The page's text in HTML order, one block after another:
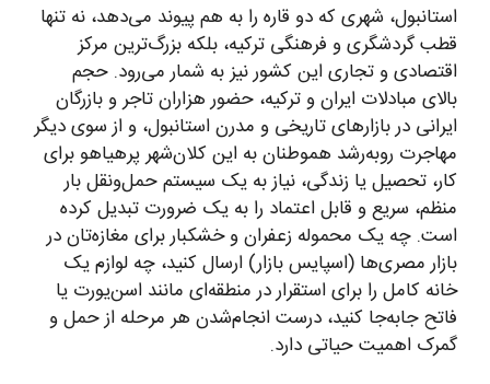
استانبول، شهری که دو قاره را به هم پیوند می‌دهد، نه تنها
قطب گردشگری و فرهنگی ترکیه، بلکه بزرگ‌ترین مرکز
اقتصادی و تجاری این کشور نیز به شمار می‌رود. حجم
بالای مبادلات ایران و ترکیه، حضور هزاران تاجر و بازرگان
ایرانی در بازارهای تاریخی و مدرن استانبول، و از سوی دیگر
مهاجرت روبه‌رشد هموطنان به این کلان‌شهر پرهیاهو برای
کار، تحصیل یا زندگی، نیاز به یک سیستم حمل‌ونقل بار
منظم، سریع و قابل اعتماد را به یک ضرورت تبدیل کرده
است. چه یک محموله زعفران و خشکبار برای مغازه‌تان در
بازار مصری‌ها (اسپایس بازار) ارسال کنید، چه لوازم یک
خانه کامل را برای استقرار در منطقه‌ای مانند اسن‌یورت یا
فاتح جابه‌جا کنید، درست انجام‌شدن هر مرحله از حمل و
گمرک اهمیت حیاتی دارد.